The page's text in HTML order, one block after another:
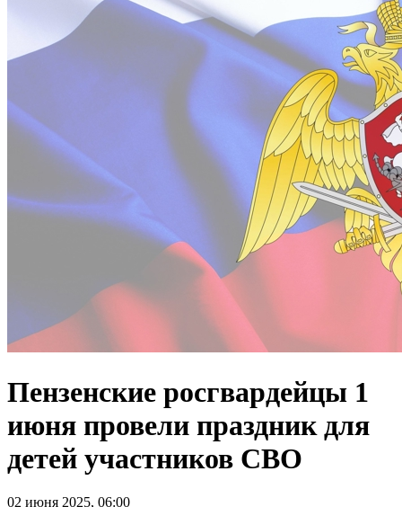
Пензенские росгвардейцы 1
июня провели праздник для
детей участников СВО
02 июня 2025, 06:00